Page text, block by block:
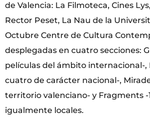
de Valencia: La Filmoteca, Cines
Rector Peset, La Nau de la
Octubre Centre de Cultura
desplegadas en cuatro secciones:
películas del ámbito internacional-,
cuatro de carácter nacional-,
territorio valenciano- y Fragments -
igualmente locales.